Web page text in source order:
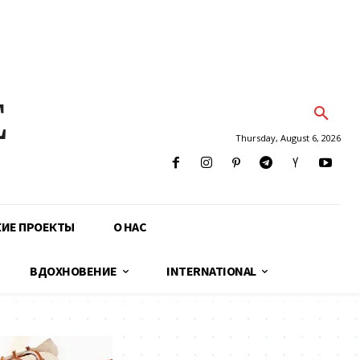
Thursday, August 6, 2026
ПРОЕКТЫ О НАС
ВДОХНОВЕНИЕ INTERNATIONAL